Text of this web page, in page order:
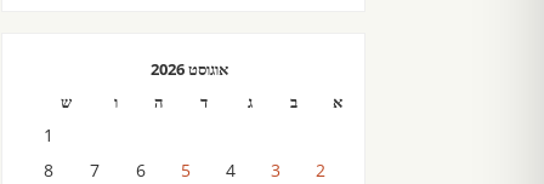
אוגוסט 2026
א
ב ג ד ה ו ש
1
2
3
4
5
6
7
8